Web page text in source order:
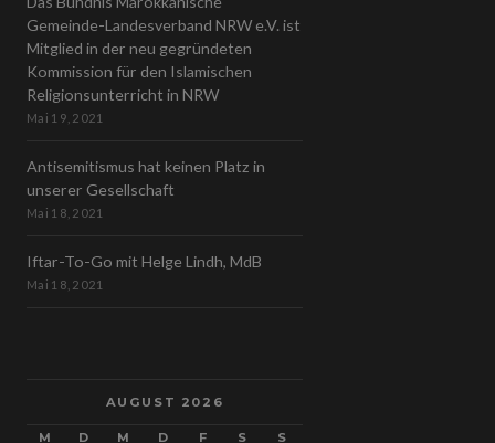
Gemeinde-Landesverband NRW e.V. ist
Mitglied in der neu gegründeten
Kommission für den Islamischen
Religionsunterricht in NRW
Mai 19, 2021
Antisemitismus hat keinen Platz in
unserer Gesellschaft
Mai 18, 2021
Iftar-To-Go mit Helge Lindh, MdB
Mai 18, 2021
AUGUST 2026
M D M D F S S